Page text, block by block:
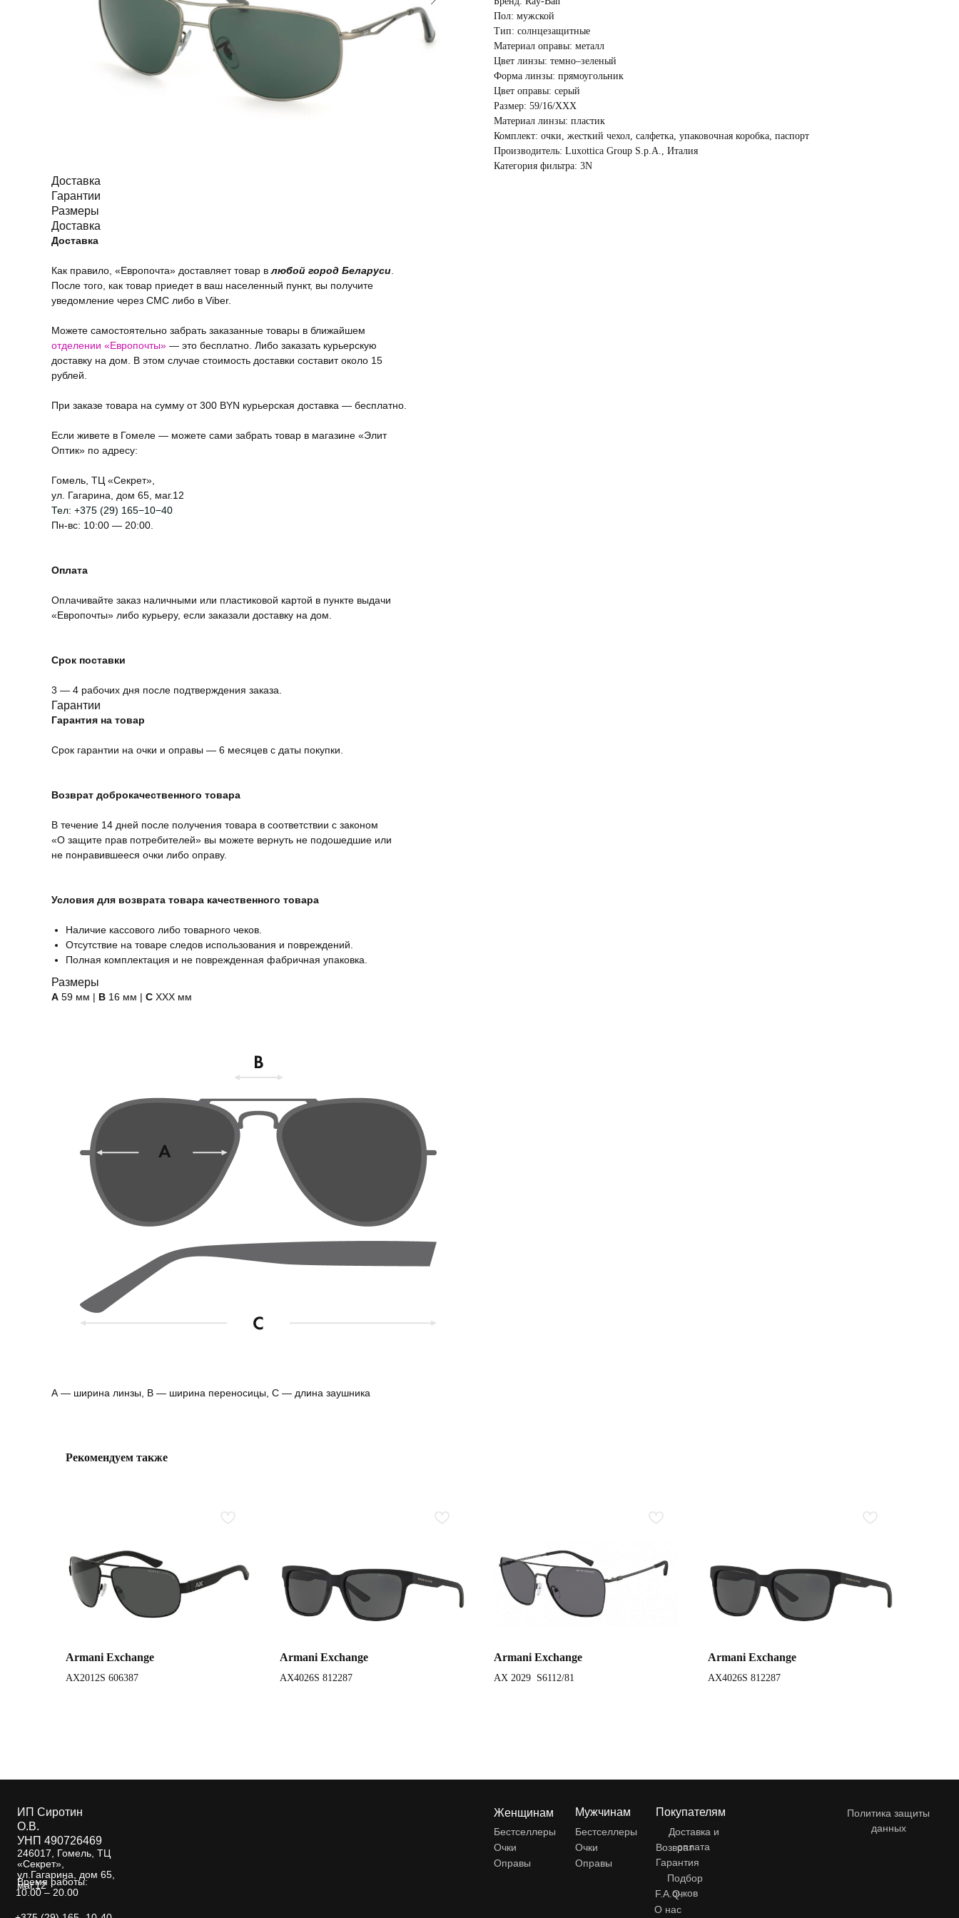
Пол: мужской
Тип: солнцезащитные
Материал оправы: металл
Цвет линзы: темно–зеленый
Форма линзы: прямоугольник
Цвет оправы: серый
Размер: 59/16/XXX
Материал линзы: пластик
Комплект: очки, жесткий чехол, салфетка, упаковочная коробка, паспорт
Производитель: Luxottica Group S.p.A., Италия
Категория фильтра: 3N
Доставка
Гарантии
Размеры
Доставка
Доставка
Как правило, «Европочта» доставляет товар влюбой город Беларуси
После того, как товар приедет в ваш населенный пункт, вы получите
уведомление через СМС либо в Viber.
Можете самостоятельно забрать заказанные товары в ближайшем
отделении «Европочты» — это бесплатно. Либо заказать курьерскую
доставку на дом. В этом случае стоимость доставки составит около 15
рублей.
При заказе товара на сумму от 300 BYN курьерская доставка — бесплатно.
Если живете в Гомеле — можете сами забрать товар в магазине «Элит
Оптик» по адресу:
Гомель, ТЦ «Секрет»,
ул. Гагарина, дом 65, маг.12
Тел: +375 (29) 165−10−40
Пн-вс: 10:00 — 20:00.
Оплата
Оплачивайте заказ наличными или пластиковой картой в пункте выдачи
«Европочты» либо курьеру, если заказали доставку на дом.
Срок поставки
3 — 4 рабочих дня после подтверждения заказа.
Гарантии
Гарантия на товар
Срок гарантии на очки и оправы — 6 месяцев с даты покупки.
Возврат доброкачественного товара
В течение 14 дней после получения товара в соответствии с законом
«О защите прав потребителей» вы можете вернуть не подошедшие или
не понравившееся очки либо оправу.
Условия для возврата товара качественного товара
Наличие кассового либо товарного чеков.
Отсутствие на товаре следов использования и повреждений.
Полная комплектация и не поврежденная фабричная упаковка.
Размеры
А 59 мм | B 16 мм | C ХХХ мм
А — ширина линзы, B — ширина переносицы, С — длина заушника
Рекомендуем также
Armani Exchange
AX2012S 606387
Armani Exchange
AX4026S 812287
Armani Exchange
AX 2029 S6112/81
Armani Exchange
AX4026S 812287
Бестселлеры
Женщинам
Очки
Оправы
Бестселлеры
Мужчинам
Очки
Оправы
Доставка и
оплата
Подбор
очков
F.A.Q.
Покупателям
Возврат
Гарантия
О нас
ИП Сиротин
О.В.
УНП 490726469
246017, Гомель, ТЦ
«Секрет»,
ул.Гагарина, дом 65,
маг.12
Время работы:
Политика защиты
данных
10.00 – 20.00